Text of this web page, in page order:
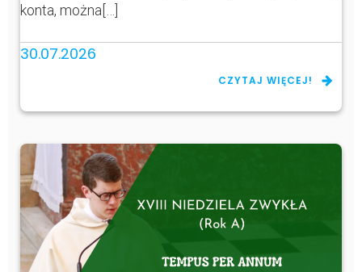
konta, można[…]
30.07.2026
CZYTAJ WIĘCEJ!